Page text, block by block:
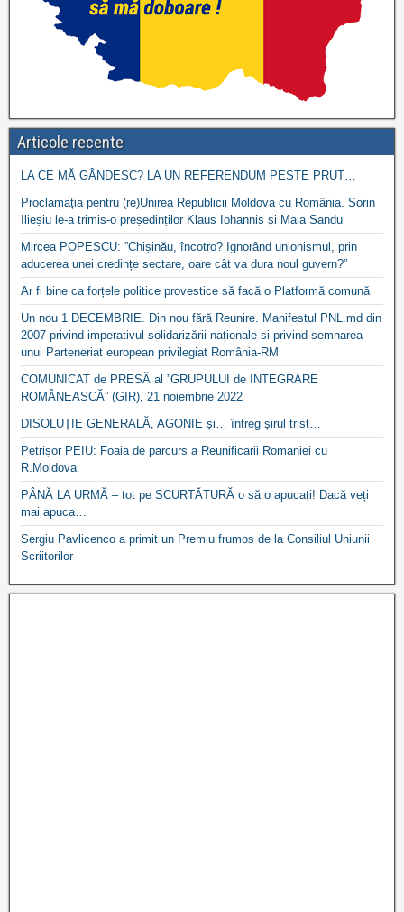
Articole recente
LA CE MĂ GÂNDESC? LA UN REFERENDUM PESTE PRUT…
Proclamația pentru (re)Unirea Republicii Moldova cu România. Sorin
Ilieșiu le-a trimis-o președinților Klaus Iohannis și Maia Sandu
Mircea POPESCU: ”Chișinău, încotro? Ignorând unionismul, prin
aducerea unei credințe sectare, oare cât va dura noul guvern?”
Ar fi bine ca forțele politice provestice să facă o Platformă comună
Un nou 1 DECEMBRIE. Din nou fără Reunire. Manifestul PNL.md din
2007 privind imperativul solidarizării naționale si privind semnarea
unui Parteneriat european privilegiat România-RM
COMUNICAT de PRESĂ al ”GRUPULUI de INTEGRARE
ROMÂNEASCĂ” (GIR), 21 noiembrie 2022
DISOLUȚIE GENERALĂ, AGONIE și… întreg șirul trist…
Petrișor PEIU: Foaia de parcurs a Reunificarii Romaniei cu
R.Moldova
PÂNĂ LA URMĂ – tot pe SCURTĂTURĂ o să o apucați! Dacă veți
mai apuca…
Sergiu Pavlicenco a primit un Premiu frumos de la Consiliul Uniunii
Scriitorilor